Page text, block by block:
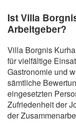
Ist Villa
Arbeitgeber?
Villa Borgnis
für vielfältige
Gastronomie und
sämtliche
eingesetzten
Zufriedenheit der
der